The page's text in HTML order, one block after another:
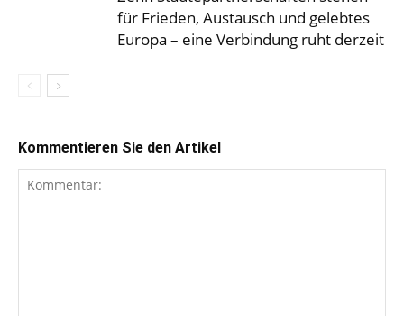
für Frieden, Austausch und gelebtes
Europa – eine Verbindung ruht derzeit
Kommentieren Sie den Artikel